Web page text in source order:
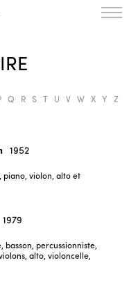
IN NANTERRE
ACTIONS !
Q R S T U V W X Y Z
1952
piano, violon, alto et
1979
percussionniste,
alto, violoncelle,